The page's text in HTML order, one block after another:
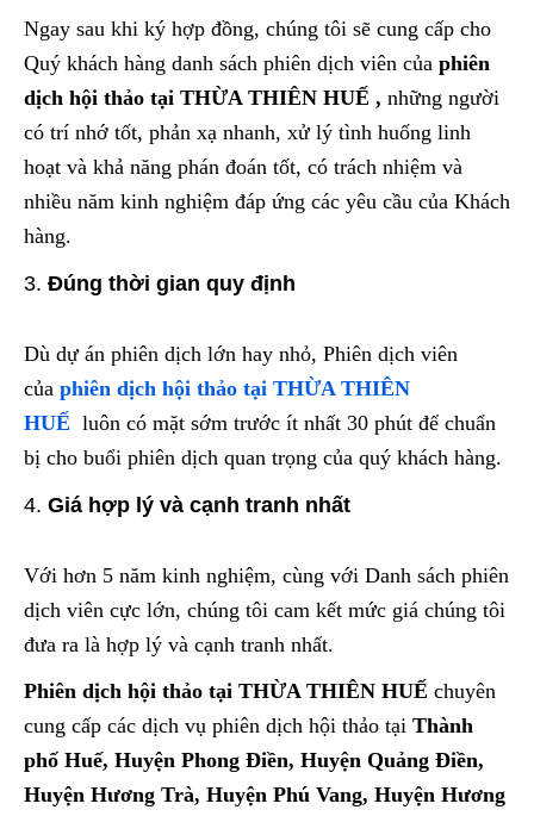
Ngay sau khi ký hợp đồng, chúng tôi sẽ cung cấp cho
Quý khách hàng danh sách phiên dịch viên của phiên
dịch hội thảo tại THỪA THIÊN HUẾ , những người
có trí nhớ tốt, phản xạ nhanh, xử lý tình huống linh
hoạt và khả năng phán đoán tốt, có trách nhiệm và
nhiều năm kinh nghiệm đáp ứng các yêu cầu của Khách
hàng.
Đúng thời gian quy định
Dù dự án phiên dịch lớn hay nhỏ, Phiên dịch viên
của phiên dịch hội thảo tại THỪA THIÊN
HUẾ luôn có mặt sớm trước ít nhất 30 phút để chuẩn
bị cho buổi phiên dịch quan trọng của quý khách hàng.
Giá hợp lý và cạnh tranh nhất
Với hơn 5 năm kinh nghiệm, cùng với Danh sách phiên
dịch viên cực lớn, chúng tôi cam kết mức giá chúng tôi
đưa ra là hợp lý và cạnh tranh nhất.
Phiên dịch hội thảo tại THỪA THIÊN HUẾ chuyên
cung cấp các dịch vụ phiên dịch hội thảo tại Thành
phố Huế, Huyện Phong Điền, Huyện Quảng Điền,
Huyện Hương Trà, Huyện Phú Vang, Huyện Hương